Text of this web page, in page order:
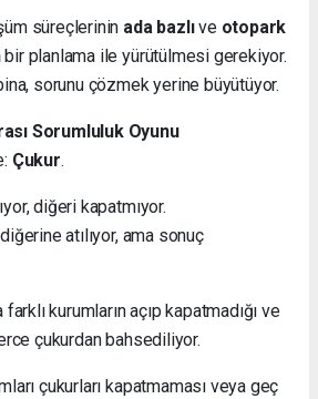
süreçlerinin ada bazlıve otopark
bir planlama ile yürütülmesi gerekiyor.
sorunu çözmek yerine büyütüyor.
Sorumluluk Oyunu
Çukur.
diğeri kapatmıyor.
atılıyor, ama sonuç
kurumların açıp kapatmadığı ve
çukurdan bahsediliyor.
çukurları kapatmaması veya geç